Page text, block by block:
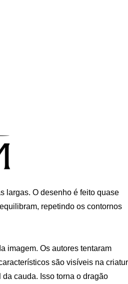
largas. O desenho é feito quase
repetindo os contornos
imagem. Os autores tentaram
são visíveis na
cauda. Isso torna o dragão